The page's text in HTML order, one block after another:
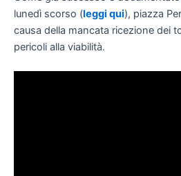
lunedì scorso (leggi qui), piazza
causa della mancata ricezione dei
pericoli alla viabilità.